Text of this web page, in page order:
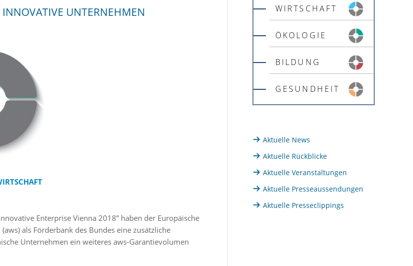
UNTERNEHMEN
Enterprise Vienna 2018” haben der Europäische
als Förderbank des Bundes eine zusätzliche
Unternehmen ein weiteres aws-Garantievolumen
WIRTSCHAFT
ÖKOLOGIE
BILDUNG
GESUNDHEIT
Aktuelle News
Aktuelle Rückblicke
Aktuelle Veranstaltungen
Aktuelle Presseaussendungen
Aktuelle Presseclippings